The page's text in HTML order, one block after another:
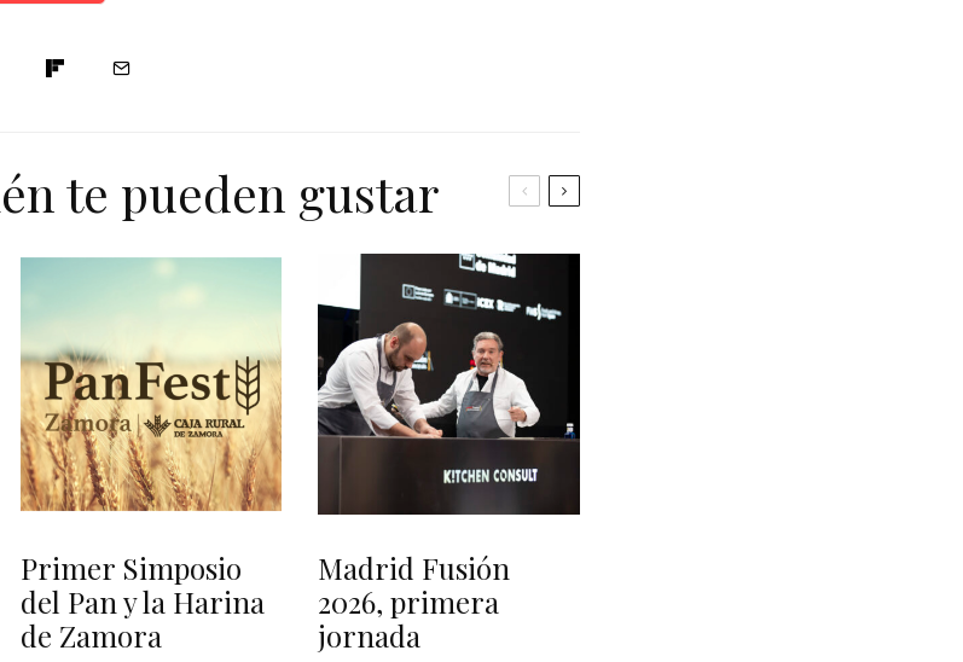
te pueden gustar
Primer Simposio
del Pan y la Harina
de Zamora
Madrid Fusión
2026, primera
jornada